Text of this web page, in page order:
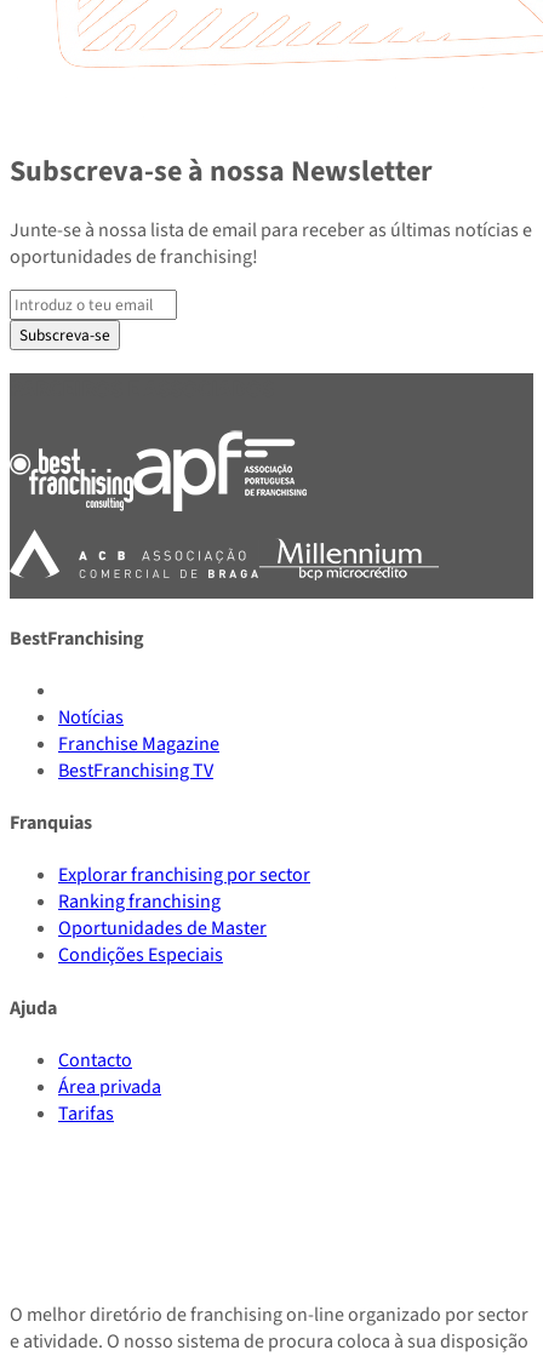
Subscreva-se à nossa Newsletter
Junte-se à nossa lista de email para receber as últimas notícias e
oportunidades de franchising!
Subscreva-se
BestFranchising
Notícias
Franchise Magazine
BestFranchising TV
Franquias
Explorar franchising por sector
Ranking franchising
Oportunidades de Master
Condições Especiais
Ajuda
Contacto
Área privada
Tarifas
O melhor diretório de franchising on-line organizado por sector
e atividade. O nosso sistema de procura coloca à sua disposição